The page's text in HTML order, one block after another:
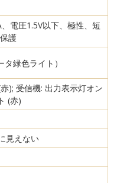
電圧1.5V以下、極性、短
護
緑色ライト）
); 受信機: 出力表示灯オン
(赤)
見えない